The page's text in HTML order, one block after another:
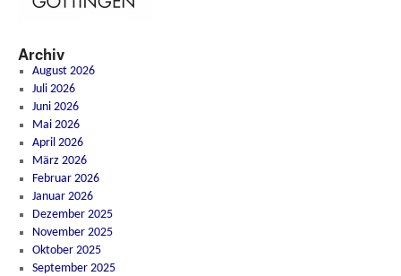
Archiv
August 2026
Juli 2026
Juni 2026
Mai 2026
April 2026
März 2026
Februar 2026
Januar 2026
Dezember 2025
November 2025
Oktober 2025
September 2025